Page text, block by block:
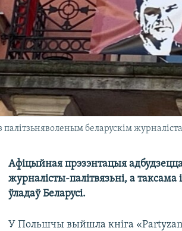
палітзьняволеным беларускім
Афіцыйная прэзэнтацыя
журналісты-палітвязьні, а таксама
ўладаў Беларусі.
У Польшчы выйшла кніга